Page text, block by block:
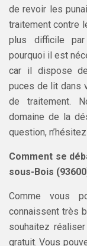
de revoir les
traitement contre
plus difficile
pourquoi il est
car il dispose
puces de lit dans
de traitement.
domaine de la
question,
Comment se
sous-Bois
Comme vous
connaissent très
souhaitez
gratuit. Vous